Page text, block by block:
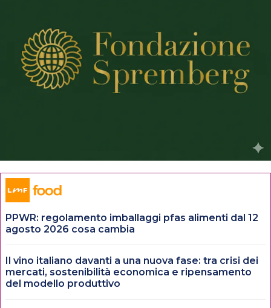
PPWR: regolamento imballaggi pfas alimenti dal 12
agosto 2026 cosa cambia
Il vino italiano davanti a una nuova fase: tra crisi dei
mercati, sostenibilità economica e ripensamento
del modello produttivo